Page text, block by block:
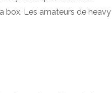
box. Les amateurs de heavy